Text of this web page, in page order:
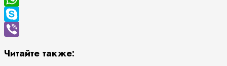
WhatsApp
Skype
Читайте также: